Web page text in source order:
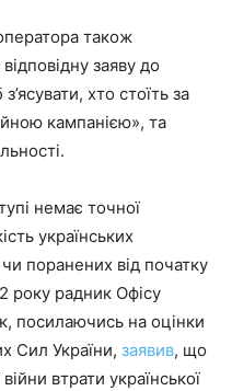
також
заяву до
хто стоїть за
кампанією», та
немає точної
українських
поранених від початку
року радник Офісу
посилаючись на оцінки
Сил України, заявив, що
втрати української